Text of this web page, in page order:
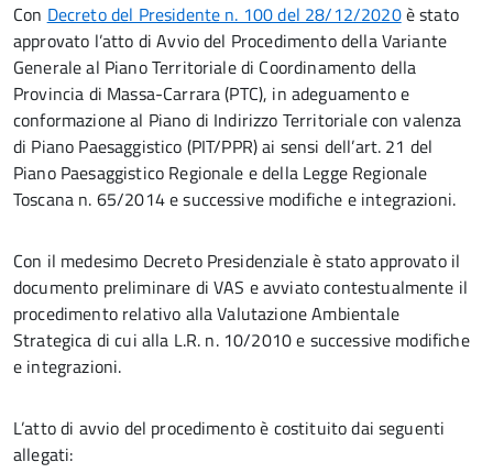
Con Decreto del Presidente n. 100 del 28/12/2020è stato
approvato l’atto di Avvio del Procedimento della Variante
Generale al Piano Territoriale di Coordinamento della
Provincia di Massa-Carrara (PTC), in adeguamento e
conformazione al Piano di Indirizzo Territoriale con valenza
di Piano Paesaggistico (PIT/PPR) ai sensi dell’art. 21 del
Piano Paesaggistico Regionale e della Legge Regionale
Toscana n. 65/2014 e successive modifiche e integrazioni.
Con il medesimo Decreto Presidenziale è stato approvato il
documento preliminare di VAS e avviato contestualmente il
procedimento relativo alla Valutazione Ambientale
Strategica di cui alla L.R. n. 10/2010 e successive modifiche
e integrazioni.
L’atto di avvio del procedimento è costituito dai seguenti
allegati: